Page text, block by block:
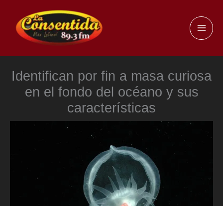
contenido
Identifican por fin a masa curiosa
en el fondo del océano y sus
características